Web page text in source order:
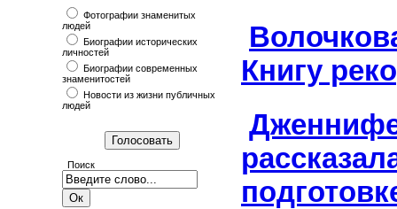
Фотографии знаменитых
людей
Биографии исторических
личностей
Биографии современных
знаменитостей
Новости из жизни публичных
людей
Поиск
Книгу